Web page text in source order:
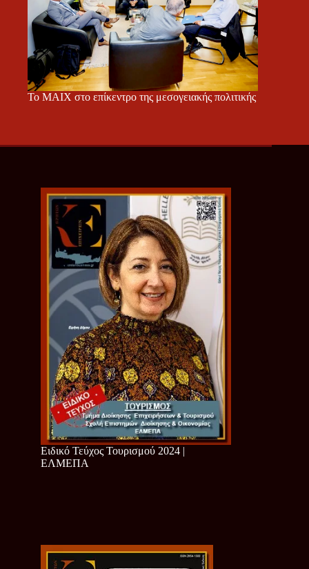
Το ΜΑΙΧ στο επίκεντρο της μεσογειακής πολιτικής
Ειδικό Τεύχος Τουρισμού 2024 |
ΕΛΜΕΠΑ